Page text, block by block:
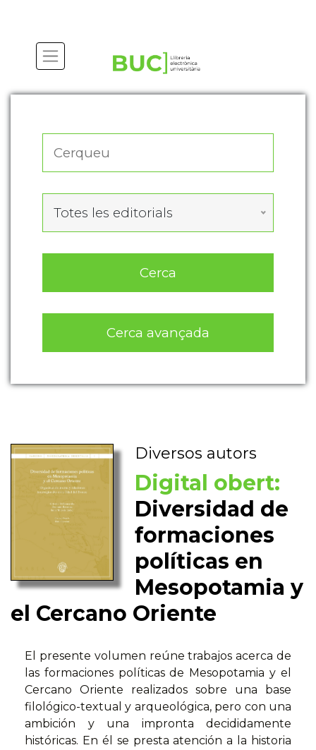
Totes les editorials
Cerca
Cerca avançada
Diversos autors
Digital obert:
Diversidad de
formaciones
políticas en
Mesopotamia y
el Cercano Oriente
El presente volumen reúne trabajos acerca de
las formaciones po­líticas de Mesopotamia y el
Cercano Oriente realizados sobre una base
filológico-textual y arqueológica, pero con una
ambición y una impronta decididamente
históricas. En él se presta atención a la historia